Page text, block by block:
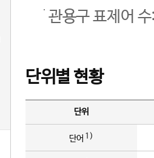
관용구 표제어
단위별 현황
단위
단어 1)